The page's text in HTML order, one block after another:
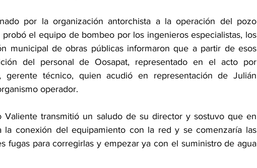
por la organización antorchista a la operación del pozo
el equipo de bombeo por los ingenieros especialistas, los
municipal de obras públicas informaron que a partir de esos
del personal de Oosapat, representado en el acto por
gerente técnico, quien acudió en representación de Julián
operador.
Valiente transmitió un saludo de su director y sostuvo que en
la conexión del equipamiento con la red y se comenzaría las
fugas para corregirlas y empezar ya con el suministro de agua